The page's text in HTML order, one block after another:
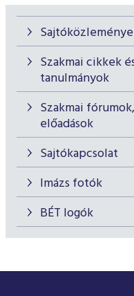
Szakmai cikkek
tanulmányok
Szakmai fórumok,
előadások
Sajtókapcsolat
Imázs fotók
BÉT logók